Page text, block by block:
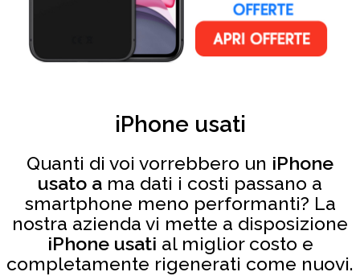
iPhone usati
Quanti di voi vorrebbero un iPhone
usato a ma dati i costi passano a
smartphone meno performanti? La
nostra azienda vi mette a disposizione
iPhone usati al miglior costo e
completamente rigenerati come nuovi.